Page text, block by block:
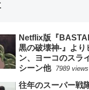
Netflix版『
黒の破壊神-』より
ン、ヨーコのスラ
シーン他
7989 views
往年のスーパー戦